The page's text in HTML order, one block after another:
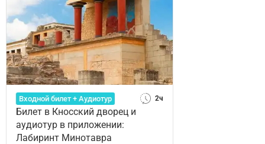
Входной билет + Аудиотур 2ч
Билет в Кносский дворец и
аудиотур в приложении:
Лабиринт Минотавра